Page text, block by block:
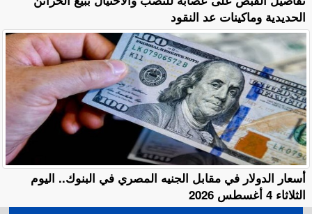
الحديدية وماكينات عد النقود
أسعار الدولار في مقابل الجنيه المصري في البنوك.. اليوم
الثلاثاء 4 أغسطس 2026